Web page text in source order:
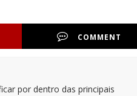
COMMENT
por dentro das principais